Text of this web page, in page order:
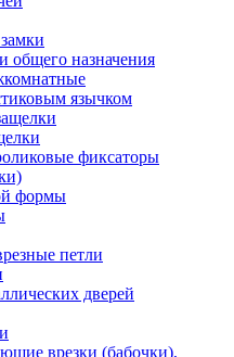
общего назначения
язычком
фиксаторы
формы
петли
дверей
врезки (бабочки),